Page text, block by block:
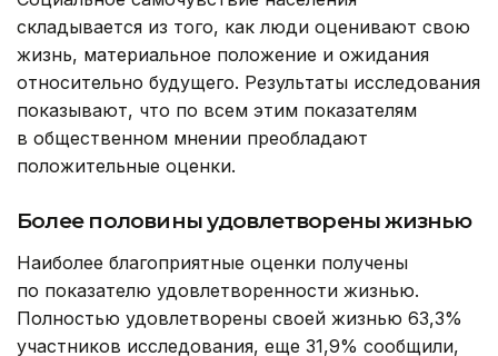
складывается из того, как люди оценивают свою
жизнь, материальное положение и ожидания
относительно будущего. Результаты исследования
показывают, что по всем этим показателям
в общественном мнении преобладают
положительные оценки.
Более половины удовлетворены жизнью
Наиболее благоприятные оценки получены
по показателю удовлетворенности жизнью.
Полностью удовлетворены своей жизнью 63,3%
участников исследования, еще 31,9% сообщили,